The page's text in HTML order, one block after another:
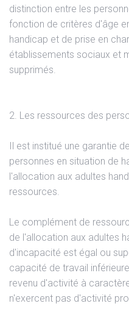
distinction entre les
fonction de critères d'âge
handicap et de prise en
établissements sociaux et
supprimés.
2. Les ressources des
Il est institué une garantie
personnes en situation de
l'allocation aux adultes
ressources.
Le complément de
de l'allocation aux adultes
d'incapacité est égal ou
capacité de travail
revenu d'activité à
n'exercent pas d'activité